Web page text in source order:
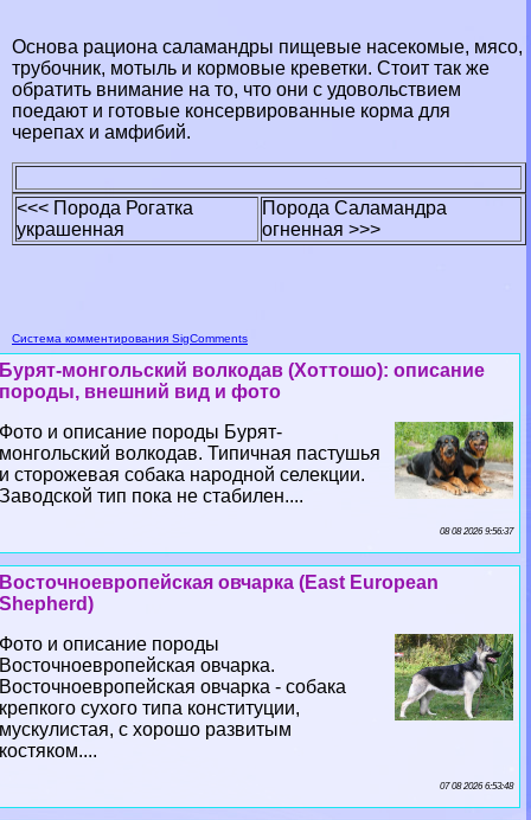
Основа рациона саламaндры пищевые насекомые, мясо,
трубочник, мотыль и кормовые креветки. Стоит так же
обратить внимание на то, что они с удовольствием
поедают и готовые консервированные корма для
черепах и амфибий.
<<< Порода Рогатка
украшенная
Порода Саламaндра
огненная >>>
Система комментирования SigComments
Бурят-монгольский волкодав (Хоттошо): описание
породы, внешний вид и фото
Фото и описание породы Бурят-
монгольский волкодав. Типичная пастушья
и сторожевая собака народной селекции.
Заводской тип пока не стабилен....
08 08 2026 9:56:37
Восточноевропейская овчарка (East European
Shepherd)
Фото и описание породы
Восточноевропейская овчарка.
Восточноевропейская овчарка - собака
крепкого сухого типа конституции,
мускулистая, с хорошо развитым
костяком....
07 08 2026 6:53:48